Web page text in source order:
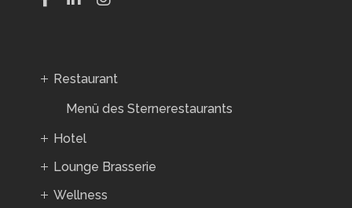
Restaurant
Menü des Sternerestaurants
Hotel
Lounge Brasserie
Wellness